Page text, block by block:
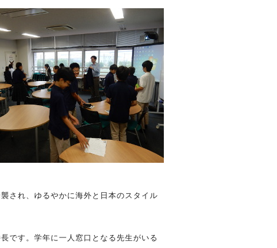
され、ゆるやかに海外と日本のスタイル
です。学年に一人窓口となる先生がいる